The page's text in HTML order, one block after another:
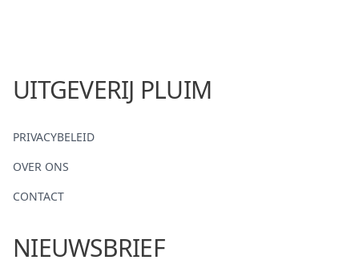
UITGEVERIJ PLUIM
PRIVACYBELEID
OVER ONS
CONTACT
NIEUWSBRIEF